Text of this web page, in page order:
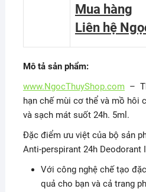
Mua hàng
Liên hệ
Mô tả sản phẩm:
www.NgocThuyShop.com–
hạn chế mùi cơ thể và mồ hôi
và sạch mát suốt 24h. 5ml.
Đặc điểm ưu việt của bộ sản
Anti-perspirant 24h Deodorant
Với công nghệ chế tạo
quả cho bạn và cả trang